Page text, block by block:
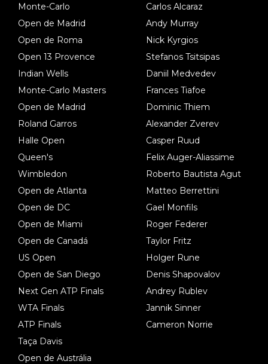
Monte-Carlo
Open de Madrid
Open de Roma
Open 13 Provence
Indian Wells
Monte-Carlo Masters
Open de Madrid
Roland Garros
Halle Open
Queen's
Wimbledon
Open de Atlanta
Open de DC
Open de Miami
Open de Canadá
US Open
Open de San Diego
Next Gen ATP Finals
WTA Finals
ATP Finals
Taça Davis
Open de Austrália
Carlos Alcaraz
Andy Murray
Nick Kyrgios
Stefanos Tsitsipas
Daniil Medvedev
Frances Tiafoe
Dominic Thiem
Alexander Zverev
Casper Ruud
Felix Auger-Aliassime
Roberto Bautista Agut
Matteo Berrettini
Gael Monfils
Roger Federer
Taylor Fritz
Holger Rune
Denis Shapovalov
Andrey Rublev
Jannik Sinner
Cameron Norrie